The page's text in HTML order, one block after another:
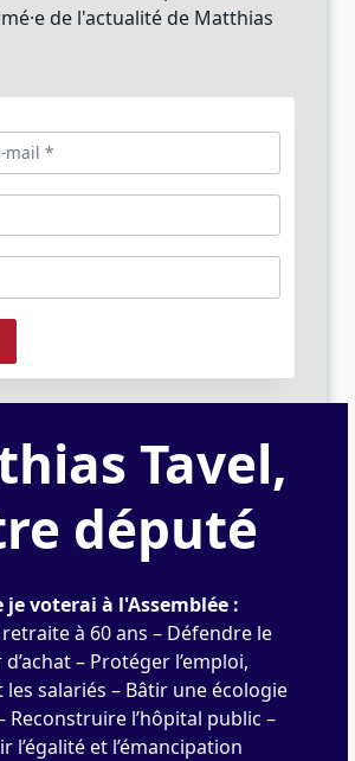
de l'actualité de Matthias
Tavel,
député
je voterai à l'Assemblée :
à 60 ans – Défendre le
– Protéger l’emploi,
les salariés – Bâtir une écologie
Reconstruire l’hôpital public –
l’égalité et l’émancipation